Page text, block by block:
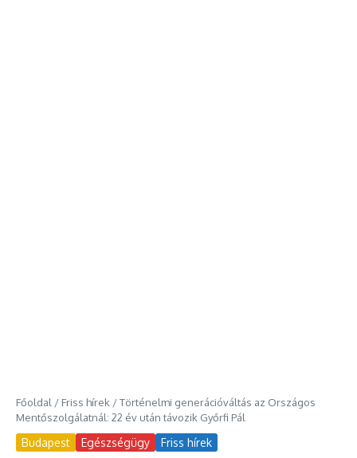
Főoldal / Friss hírek /Történelmi generációváltás az Országos
Mentőszolgálatnál: 22 év után távozik Győrfi Pál
Budapest Egészségügy Friss hírek